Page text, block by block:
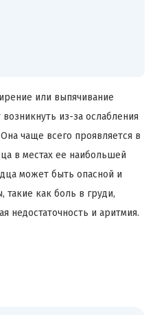
или выпячивание
из-за ослабления
чаще всего проявляется в
в местах ее наибольшей
может быть опасной и
как боль в груди,
недостаточность и аритмия.